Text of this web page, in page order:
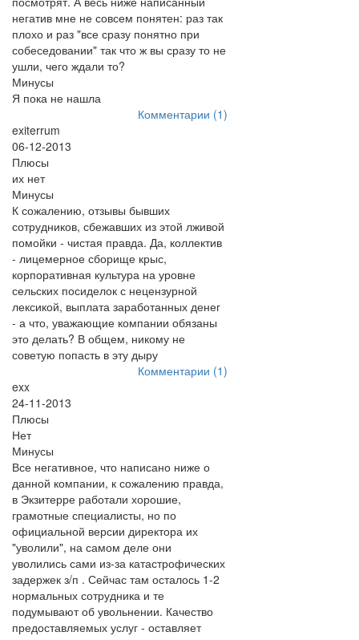
негатив мне не совсем понятен: раз так
плохо и раз "все сразу понятно при
собеседовании" так что ж вы сразу то не
ушли, чего ждали то?
Минусы
Я пока не нашла
Комментарии (1)
exiterrum
06-12-2013
Плюсы
их нет
Минусы
К сожалению, отзывы бывших
сотрудников, сбежавших из этой лживой
помойки - чистая правда. Да, коллектив
- лицемерное сборище крыс,
корпоративная культура на уровне
сельских посиделок с нецензурной
лексикой, выплата заработанных денег
- а что, уважающие компании обязаны
это делать? В общем, никому не
советую попасть в эту дыру
Комментарии (1)
exx
24-11-2013
Плюсы
Нет
Минусы
Все негативное, что написано ниже о
данной компании, к сожалению правда,
в Экзитерре работали хорошие,
грамотные специалисты, но по
официальной версии директора их
"уволили", на самом деле они
уволились сами из-за катастрофических
задержек з/п . Сейчас там осталось 1-2
нормальных сотрудника и те
подумывают об увольнении. Качество
предоставляемых услуг - оставляет